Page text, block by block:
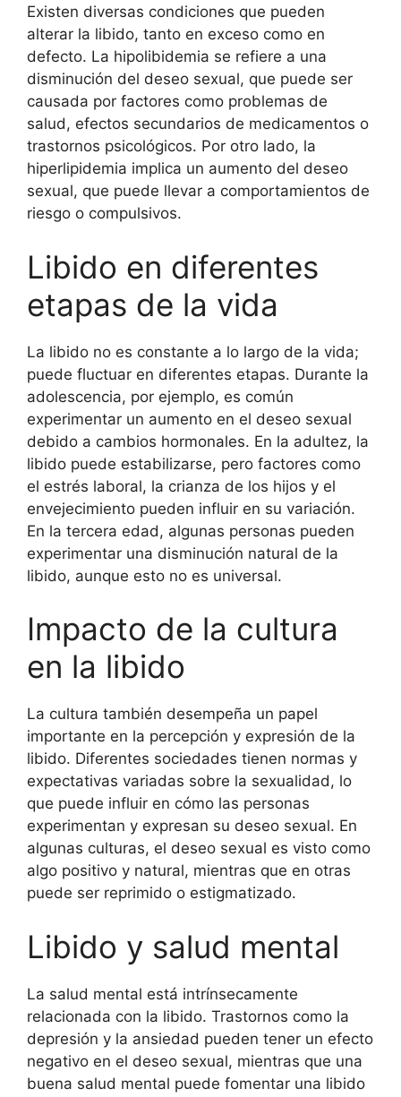
Existen diversas condiciones que pueden
alterar la libido, tanto en exceso como en
defecto. La hipolibidemia se refiere a una
disminución del deseo sexual, que puede ser
causada por factores como problemas de
salud, efectos secundarios de medicamentos o
trastornos psicológicos. Por otro lado, la
hiperlipidemia implica un aumento del deseo
sexual, que puede llevar a comportamientos de
riesgo o compulsivos.
Libido en diferentes
etapas de la vida
La libido no es constante a lo largo de la vida;
puede fluctuar en diferentes etapas. Durante la
adolescencia, por ejemplo, es común
experimentar un aumento en el deseo sexual
debido a cambios hormonales. En la adultez, la
libido puede estabilizarse, pero factores como
el estrés laboral, la crianza de los hijos y el
envejecimiento pueden influir en su variación.
En la tercera edad, algunas personas pueden
experimentar una disminución natural de la
libido, aunque esto no es universal.
Impacto de la cultura
en la libido
La cultura también desempeña un papel
importante en la percepción y expresión de la
libido. Diferentes sociedades tienen normas y
expectativas variadas sobre la sexualidad, lo
que puede influir en cómo las personas
experimentan y expresan su deseo sexual. En
algunas culturas, el deseo sexual es visto como
algo positivo y natural, mientras que en otras
puede ser reprimido o estigmatizado.
Libido y salud mental
La salud mental está intrínsecamente
relacionada con la libido. Trastornos como la
depresión y la ansiedad pueden tener un efecto
negativo en el deseo sexual, mientras que una
buena salud mental puede fomentar una libido